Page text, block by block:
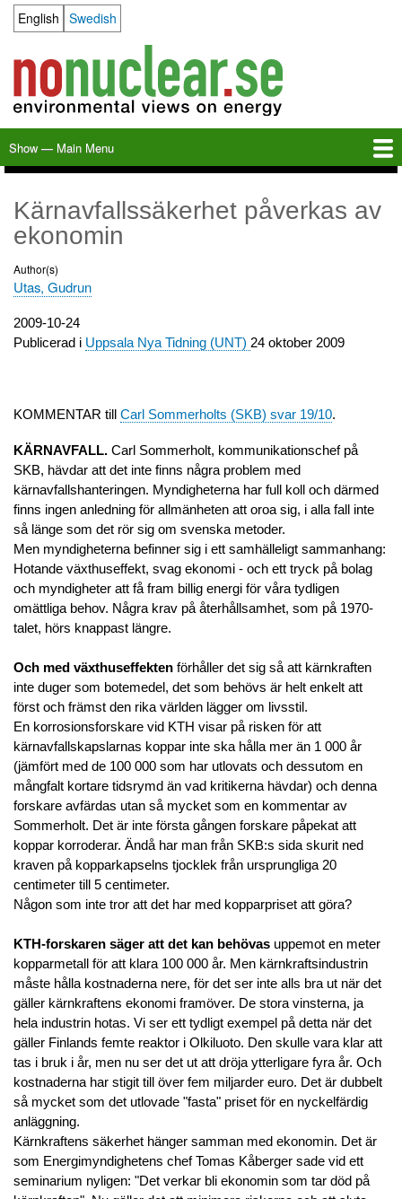
content
Language switcher
English Swedish
Main
Menu
Show — Main Menu
Kärnavfallssäkerhet påverkas av
ekonomin
Author(s)
Utas, Gudrun
Publication
date
2009-10-24
Publicerad i Uppsala Nya Tidning (UNT) 24 oktober 2009
KOMMENTAR till Carl Sommerholts (SKB) svar 19/10.
KÄRNAVFALL. Carl Sommerholt, kommunikationschef på
SKB, hävdar att det inte finns några problem med
kärnavfallshanteringen. Myndigheterna har full koll och därmed
finns ingen anledning för allmänheten att oroa sig, i alla fall inte
så länge som det rör sig om svenska metoder.
Men myndigheterna befinner sig i ett samhälleligt sammanhang:
Hotande växthuseffekt, svag ekonomi - och ett tryck på bolag
och myndigheter att få fram billig energi för våra tydligen
omättliga behov. Några krav på återhållsamhet, som på 1970-
talet, hörs knappast längre.
Och med växthuseffekten förhåller det sig så att kärnkraften
inte duger som botemedel, det som behövs är helt enkelt att
först och främst den rika världen lägger om livsstil.
En korrosionsforskare vid KTH visar på risken för att
kärnavfallskapslarnas koppar inte ska hålla mer än 1 000 år
(jämfört med de 100 000 som har utlovats och dessutom en
mångfalt kortare tidsrymd än vad kritikerna hävdar) och denna
forskare avfärdas utan så mycket som en kommentar av
Sommerholt. Det är inte första gången forskare påpekat att
koppar korroderar. Ändå har man från SKB:s sida skurit ned
kraven på kopparkapselns tjocklek från ursprungliga 20
centimeter till 5 centimeter.
Någon som inte tror att det har med kopparpriset att göra?
KTH-forskaren säger att det kan behövas uppemot en meter
kopparmetall för att klara 100 000 år. Men kärnkraftsindustrin
måste hålla kostnaderna nere, för det ser inte alls bra ut när det
gäller kärnkraftens ekonomi framöver. De stora vinsterna, ja
hela industrin hotas. Vi ser ett tydligt exempel på detta när det
gäller Finlands femte reaktor i Olkiluoto. Den skulle vara klar att
tas i bruk i år, men nu ser det ut att dröja ytterligare fyra år. Och
kostnaderna har stigit till över fem miljarder euro. Det är dubbelt
så mycket som det utlovade "fasta" priset för en nyckelfärdig
anläggning.
Kärnkraftens säkerhet hänger samman med ekonomin. Det är
som Energimyndighetens chef Tomas Kåberger sade vid ett
seminarium nyligen: "Det verkar bli ekonomin som tar död på